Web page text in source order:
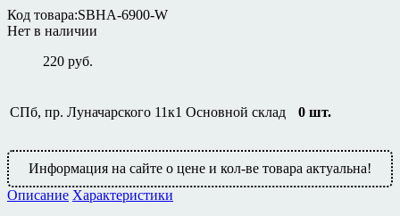
Код товара:SBHA-6900-W
Нет в наличии
220 руб.
СПб, пр. Луначарского 11к1 Основной склад 0 шт.
Информация на сайте о цене и кол-ве товара актуальна!
Описание Характеристики